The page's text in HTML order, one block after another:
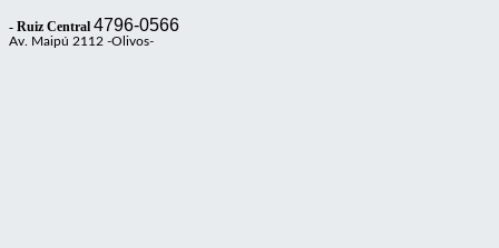
- Ruiz Central 4796-0566
Av. Maipú 2112 -Olivos-